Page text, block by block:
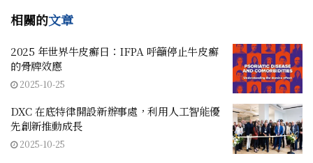
相關的文章
2025 年世界牛皮癬日：IFPA 呼籲停止牛皮癬
的骨牌效應
2025-10-25
DXC 在底特律開設新辦事處，利用人工智能優
先創新推動成長
2025-10-25